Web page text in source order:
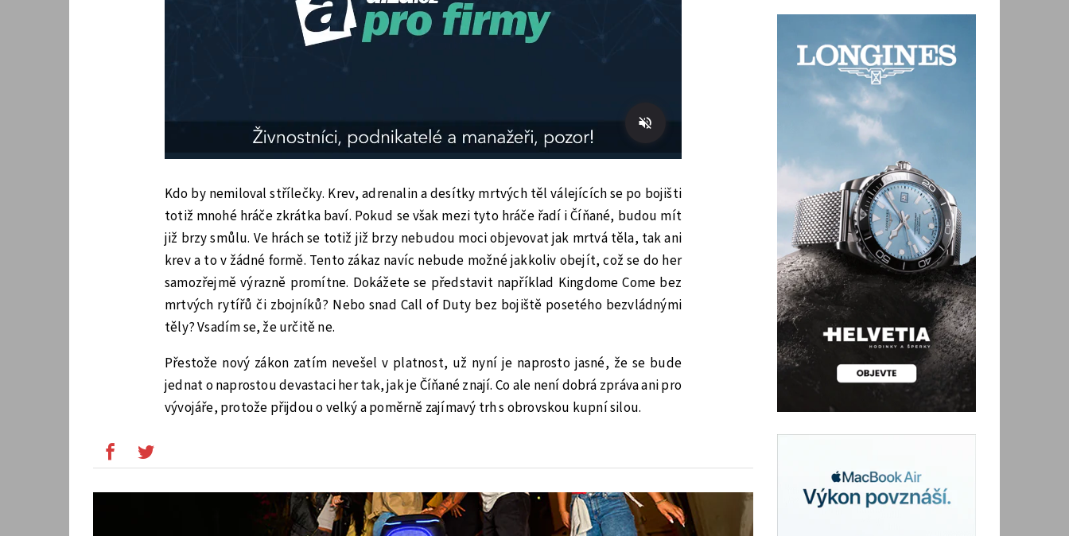
Kdo by nemiloval střílečky. Krev, adrenalin a desítky mrtvých těl válejících se po bojišti
totiž mnohé hráče zkrátka baví. Pokud se však mezi tyto hráče řadí i Číňané, budou mít
již brzy smůlu. Ve hrách se totiž již brzy nebudou moci objevovat jak mrtvá těla, tak ani
krev a to v žádné formě. Tento zákaz navíc nebude možné jakkoliv obejít, což se do her
samozřejmě výrazně promítne. Dokážete se představit například Kingdome Come bez
mrtvých rytířů či zbojníků? Nebo snad Call of Duty bez bojiště posetého bezvládnými
těly? Vsadím se, že určitě ne.
Přestože nový zákon zatím nevešel v platnost, už nyní je naprosto jasné, že se bude
jednat o naprostou devastaci her tak, jak je Číňané znají. Co ale není dobrá zpráva ani pro
vývojáře, protože přijdou o velký a poměrně zajímavý trh s obrovskou kupní silou.